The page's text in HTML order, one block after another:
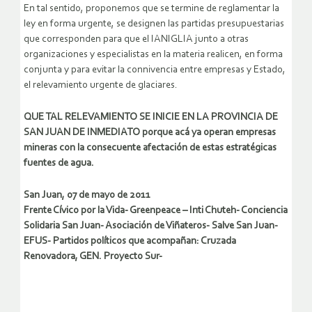
En tal sentido, proponemos que se termine de reglamentar la
ley en forma urgente, se designen las partidas presupuestarias
que corresponden para que el IANIGLIA junto a otras
organizaciones y especialistas en la materia realicen, en forma
conjunta y para evitar la connivencia entre empresas y Estado,
el relevamiento urgente de glaciares.
QUE TAL RELEVAMIENTO SE INICIE EN LA PROVINCIA DE
SAN JUAN DE INMEDIATO porque acá ya operan empresas
mineras con la consecuente afectación de estas estratégicas
fuentes de agua.
San Juan, 07 de mayo de 2011
Frente Cívico por la Vida- Greenpeace – Inti Chuteh- Conciencia
Solidaria San Juan- Asociación de Viñateros- Salve San Juan-
EFUS- Partidos políticos que acompañan: Cruzada
Renovadora, GEN. Proyecto Sur-